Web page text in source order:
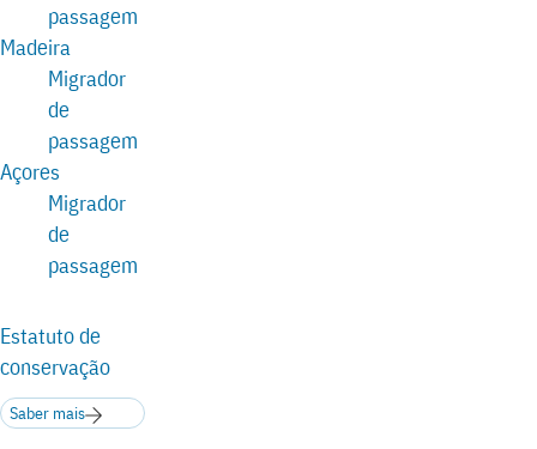
passagem
Madeira
Migrador
de
passagem
Açores
Migrador
de
passagem
Estatuto de
conservação
Saber mais